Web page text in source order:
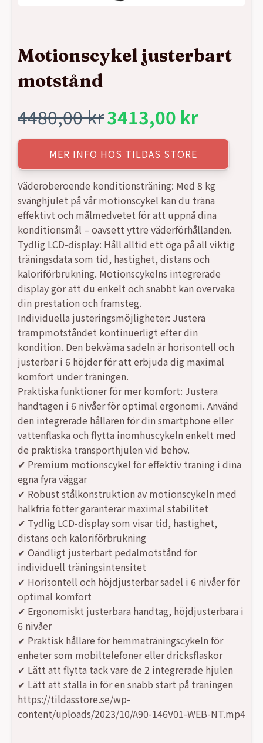
Motionscykel justerbart
motstånd
4480,00kr
Det
ursprungliga
priset
var:
4480,00 kr.
3413,00 kr
Det
nuvarande
priset
är:
3413,00 kr.
MER INFO HOS TILDAS STORE
Väderoberoende konditionsträning: Med 8 kg
svänghjulet på vår motionscykel kan du träna
effektivt och målmedvetet för att uppnå dina
konditionsmål – oavsett yttre väderförhållanden.
Tydlig LCD-display: Håll alltid ett öga på all viktig
träningsdata som tid, hastighet, distans och
kaloriförbrukning. Motionscykelns integrerade
display gör att du enkelt och snabbt kan övervaka
din prestation och framsteg.
Individuella justeringsmöjligheter: Justera
trampmotståndet kontinuerligt efter din
kondition. Den bekväma sadeln är horisontell och
justerbar i 6 höjder för att erbjuda dig maximal
komfort under träningen.
Praktiska funktioner för mer komfort: Justera
handtagen i 6 nivåer för optimal ergonomi. Använd
den integrerade hållaren för din smartphone eller
vattenflaska och flytta inomhuscykeln enkelt med
de praktiska transporthjulen vid behov.
✔ Premium motionscykel för effektiv träning i dina
egna fyra väggar
✔ Robust stålkonstruktion av motionscykeln med
halkfria fötter garanterar maximal stabilitet
✔ Tydlig LCD-display som visar tid, hastighet,
distans och kaloriförbrukning
✔ Oändligt justerbart pedalmotstånd för
individuell träningsintensitet
✔ Horisontell och höjdjusterbar sadel i 6 nivåer för
optimal komfort
✔ Ergonomiskt justerbara handtag, höjdjusterbara i
6 nivåer
✔ Praktisk hållare för hemmaträningscykeln för
enheter som mobiltelefoner eller dricksflaskor
✔ Lätt att flytta tack vare de 2 integrerade hjulen
✔ Lätt att ställa in för en snabb start på träningen
https://tildasstore.se/wp-
content/uploads/2023/10/A90-146V01-WEB-NT.mp4